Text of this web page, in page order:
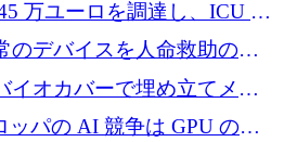
万ユーロを調達し、ICU の
自動化するための MDR 認
のデバイスを人命救助の救
るために 16 万 2,000 ユーロ
イオカバーで埋め立てメタ
ルを調達
ッパの AI 競争は GPU の所